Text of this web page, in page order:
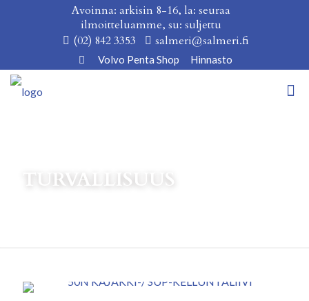
Avoinna: arkisin 8-16, la: seuraa
ilmoitteluamme, su: suljettu
(02) 842 3353
salmeri@salmeri.fi
Volvo Penta Shop Hinnasto
TURVALLISUUS